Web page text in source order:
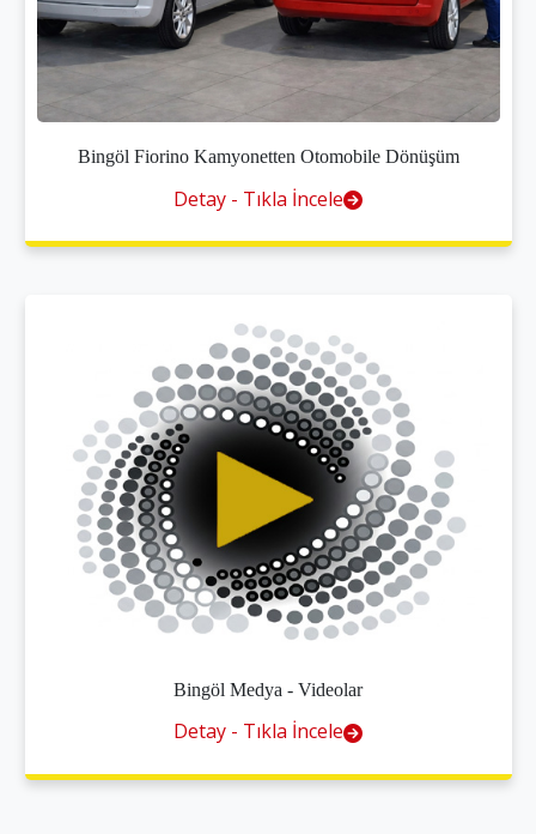
Bingöl Fiorino Kamyonetten Otomobile Dönüşüm
Detay - Tıkla İncele
Bingöl Medya - Videolar
Detay - Tıkla İncele